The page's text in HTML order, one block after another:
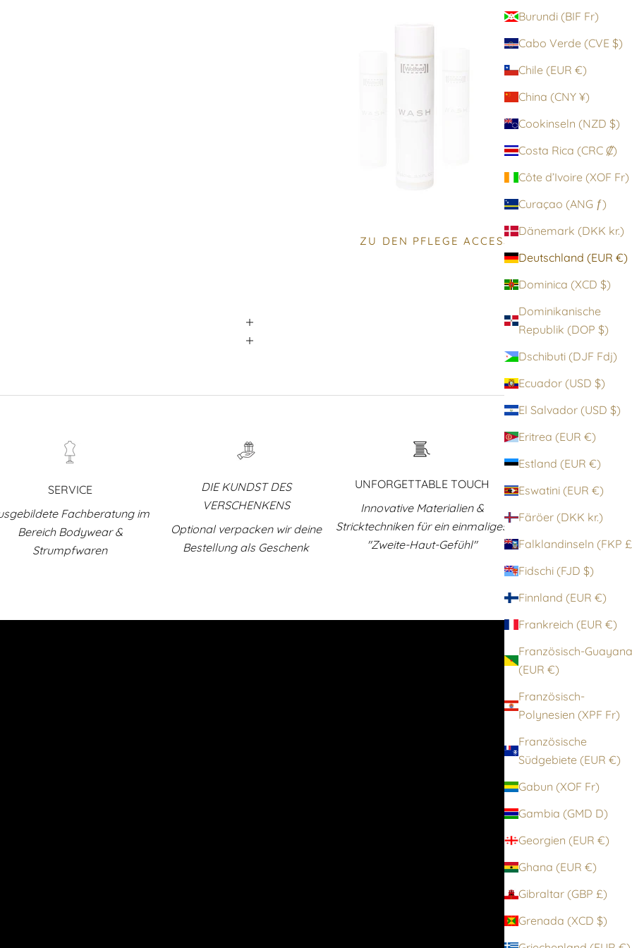
Burundi (BIF Fr)
Cabo Verde (CVE $)
Chile (EUR €)
China (CNY ¥)
Cookinseln (NZD $)
Costa Rica (CRC ₡)
Côte d’Ivoire (XOF Fr)
Curaçao (ANG ƒ)
Dänemark (DKK kr.)
Deutschland (EUR €)
Dominica (XCD $)
Dominikanische
Republik (DOP $)
Dschibuti (DJF Fdj)
Ecuador (USD $)
El Salvador (USD $)
Eritrea (EUR €)
Estland (EUR €)
Eswatini (EUR €)
Färöer (DKK kr.)
Fidschi (FJD $)
Finnland (EUR €)
Frankreich (EUR €)
Französisch-Guayana
(EUR €)
Französisch-
Polynesien (XPF Fr)
Französische
Südgebiete (EUR €)
Gabun (XOF Fr)
Gambia (GMD D)
Georgien (EUR €)
Ghana (EUR €)
Gibraltar (GBP £)
Grenada (XCD $)
ZU DEN PFLEGE ACCESSOIRES
SERVICE
Fachberatung im
Bereich Bodywear &
Strumpfwaren
DIE KUNDST DES
VERSCHENKENS
Optional verpacken wir deine
Bestellung als Geschenk
UNFORGETTABLE TOUCH
Innovative Materialien &
Stricktechniken für ein einmaliges
"Zweite-Haut-Gefühl"